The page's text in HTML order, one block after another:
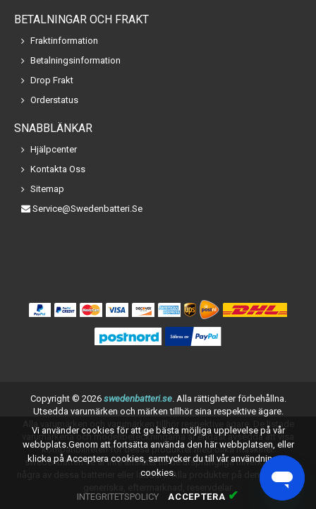
BETALNINGAR OCH FRAKT
Fraktinformation
Betalningsinformation
Drop Frakt
Orderstatus
SNABBLÄNKAR
Hjälpcenter
Kontakta Oss
Sitemap
Service@swedenbatteri.se
Copyright © 2026 swedenbatteri.se. Alla rättigheter förbehållna.
Utsedda varumärken och märken tillhör sina respektive ägare.
Alla varumärken och varumärken tillhör respektive ägare. De listade
varumärkena och modellbeteckningarna är endast avsedda att visa
kompatibiliteten för dessa produkter med olika maskiner.
swedenbatteri.se är inte anslutet till de ursprungliga tillverkarna av
några av dessa batterier eller laddare. Alla produkter på denna sida är
Vi använder cookies för att ge bästa möjliga upplevelse på vår
webbplats.Genom att fortsätta använda den här webbplatsen, eller
klicka på Acceptera cookies, samtycker du till vår användning av
cookies.
INTEGRITETSPOLICY ACCEPTERA ✔